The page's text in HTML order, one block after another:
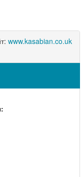
www.kasabian.co.uk